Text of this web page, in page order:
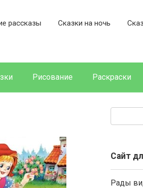
рассказы Сказки на ночь
Рисование Раскраски
Сайт
Рады